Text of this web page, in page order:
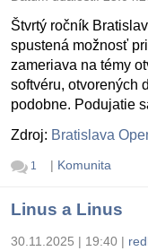
Štvrtý ročník
spustená možnosť
zameriava na témy
softvéru, otvorených
podobne. Podujatie
Zdroj: Bratislava
1 | Komunita
Linus a Linus
30.11.2025 | 19:40 |